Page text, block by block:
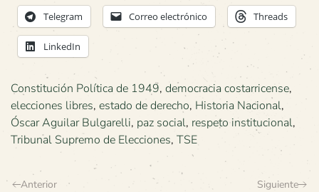
Telegram Correo electrónico Threads
LinkedIn
Constitución Política de 1949, democracia costarricense,
elecciones libres, estado de derecho, Historia Nacional,
Óscar Aguilar Bulgarelli, paz social, respeto institucional,
Tribunal Supremo de Elecciones, TSE
Anterior Siguiente